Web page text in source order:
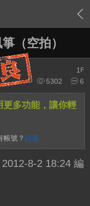
賞區) › 內容
（空拍）
1 F
5302
6
更多功能，讓你輕
帳號？ 註冊
8-2 18:24 編